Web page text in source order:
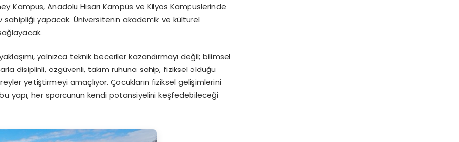
Kampüs, Anadolu Hisarı Kampüs ve Kilyos Kampüslerinde
yapacak. Üniversitenin akademik ve kültürel
yalnızca teknik beceriler kazandırmayı değil; bilimsel
disiplinli, özgüvenli, takım ruhuna sahip, fiziksel olduğu
yetiştirmeyi amaçlıyor. Çocukların fiziksel gelişimlerini
yapı, her sporcunun kendi potansiyelini keşfedebileceği